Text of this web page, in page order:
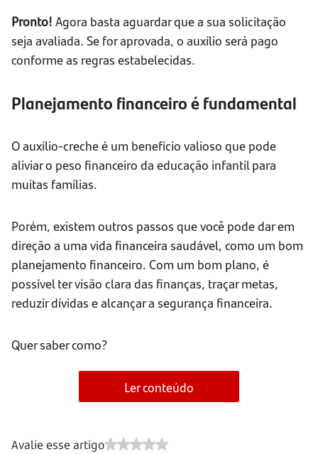
Pronto! Agora basta aguardar que a sua solicitação
seja avaliada. Se for aprovada, o auxílio será pago
conforme as regras estabelecidas.
Planejamento financeiro é fundamental
O auxílio-creche é um benefício valioso que pode
aliviar o peso financeiro da educação infantil para
muitas famílias.
Porém, existem outros passos que você pode dar em
direção a uma vida financeira saudável, como um bom
planejamento financeiro. Com um bom plano, é
possível ter visão clara das finanças, traçar metas,
reduzir dívidas e alcançar a segurança financeira.
Quer saber como?
Ler conteúdo
Avalie esse artigo